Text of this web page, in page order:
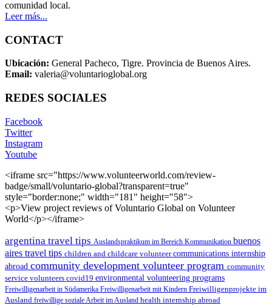
comunidad local.
Leer más...
CONTACT
Ubicación: General Pacheco, Tigre. Provincia de Buenos Aires.
Email: valeria@voluntarioglobal.org
REDES SOCIALES
Facebook
Twitter
Instagram
Youtube
<iframe src="https://www.volunteerworld.com/review-
badge/small/voluntario-global?transparent=true"
style="border:none;" width="181" height="58">
<p>View project reviews of Voluntario Global on Volunteer
World</p></iframe>
argentina travel tips Auslandspraktikum im Bereich Kommunikation buenos
aires travel tips children and childcare volunteercommunications internship
abroad community development volunteer program community
service volunteers covid19 environmental volunteering programs
Freiwilligenarbeit in Südamerika Freiwilligenarbeit mit Kindern Freiwilligenprojekte im
Ausland freiwillige soziale Arbeit im Ausland health internship abroad